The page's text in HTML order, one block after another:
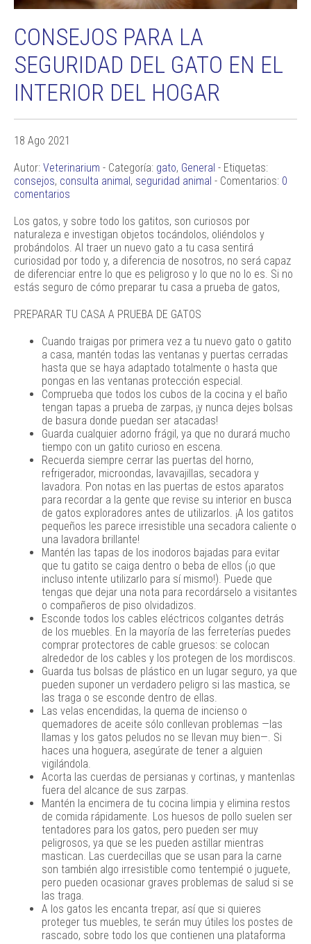
CONSEJOS PARA LA
SEGURIDAD DEL GATO EN EL
INTERIOR DEL HOGAR
18 Ago 2021
Autor: Veterinarium - Categoría: gato, General - Etiquetas:
consejos, consulta animal, seguridad animal - Comentarios: 0
comentarios
Los gatos, y sobre todo los gatitos, son curiosos por
naturaleza e investigan objetos tocándolos, oliéndolos y
probándolos. Al traer un nuevo gato a tu casa sentirá
curiosidad por todo y, a diferencia de nosotros, no será capaz
de diferenciar entre lo que es peligroso y lo que no lo es. Si no
estás seguro de cómo preparar tu casa a prueba de gatos,
PREPARAR TU CASA A PRUEBA DE GATOS
Cuando traigas por primera vez a tu nuevo gato o gatito
a casa, mantén todas las ventanas y puertas cerradas
hasta que se haya adaptado totalmente o hasta que
pongas en las ventanas protección especial.
Comprueba que todos los cubos de la cocina y el baño
tengan tapas a prueba de zarpas, ¡y nunca dejes bolsas
de basura donde puedan ser atacadas!
Guarda cualquier adorno frágil, ya que no durará mucho
tiempo con un gatito curioso en escena.
Recuerda siempre cerrar las puertas del horno,
refrigerador, microondas, lavavajillas, secadora y
lavadora. Pon notas en las puertas de estos aparatos
para recordar a la gente que revise su interior en busca
de gatos exploradores antes de utilizarlos. ¡A los gatitos
pequeños les parece irresistible una secadora caliente o
una lavadora brillante!
Mantén las tapas de los inodoros bajadas para evitar
que tu gatito se caiga dentro o beba de ellos (¡o que
incluso intente utilizarlo para sí mismo!). Puede que
tengas que dejar una nota para recordárselo a visitantes
o compañeros de piso olvidadizos.
Esconde todos los cables eléctricos colgantes detrás
de los muebles. En la mayoría de las ferreterías puedes
comprar protectores de cable gruesos: se colocan
alrededor de los cables y los protegen de los mordiscos.
Guarda tus bolsas de plástico en un lugar seguro, ya que
pueden suponer un verdadero peligro si las mastica, se
las traga o se esconde dentro de ellas.
Las velas encendidas, la quema de incienso o
quemadores de aceite sólo conllevan problemas —las
llamas y los gatos peludos no se llevan muy bien—. Si
haces una hoguera, asegúrate de tener a alguien
vigilándola.
Acorta las cuerdas de persianas y cortinas, y mantenlas
fuera del alcance de sus zarpas.
Mantén la encimera de tu cocina limpia y elimina restos
de comida rápidamente. Los huesos de pollo suelen ser
tentadores para los gatos, pero pueden ser muy
peligrosos, ya que se les pueden astillar mientras
mastican. Las cuerdecillas que se usan para la carne
son también algo irresistible como tentempié o juguete,
pero pueden ocasionar graves problemas de salud si se
las traga.
A los gatos les encanta trepar, así que si quieres
proteger tus muebles, te serán muy útiles los postes de
rascado, sobre todo los que contienen una plataforma